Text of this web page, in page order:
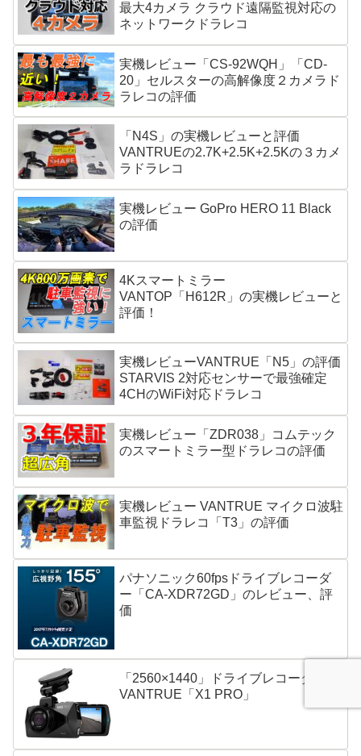
最大4カメラ クラウド遠隔監視対応の
ネットワークドラレコ
実機レビュー「CS-92WQH」「CD-
20」セルスターの高解像度２カメラド
ラレコの評価
「N4S」の実機レビューと評価
VANTRUEの2.7K+2.5K+2.5Kの３カメ
ラドラレコ
実機レビュー GoPro HERO 11 Black
の評価
4Kスマートミラー
VANTOP「H612R」の実機レビューと
評価！
実機レビューVANTRUE「N5」の評価
STARVIS 2対応センサーで最強確定
4CHのWiFi対応ドラレコ
実機レビュー「ZDR038」コムテック
のスマートミラー型ドラレコの評価
実機レビュー VANTRUE マイクロ波駐
車監視ドラレコ「T3」の評価
パナソニック60fpsドライブレコーダ
ー「CA-XDR72GD」のレビュー、評
価
「2560×1440」ドライブレコーダー
VANTRUE「X1 PRO」